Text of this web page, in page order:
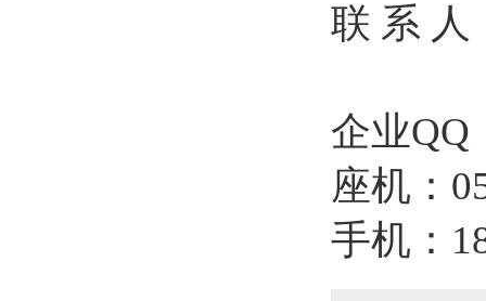
联 系 人
企业QQ
座机：
手机：